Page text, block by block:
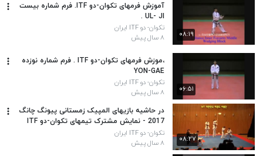
۰۸:۱۹
آموزش فرمهای تکوان-دو ITF. فرم شماره بیست
UL- JI .
تکوان- دو ITF ایران
۸ سال پیش
۰۶:۵۱
،موزش فرمهای تکوان-دو ITF . فرم شماره نوزده
YON-GAE
تکوان- دو ITF ایران
۸ سال پیش
۰۸:۲۷
در حاشیه بازیهای المپیک زمستانی پیونگ چانگ
2017 - نمایش مشترک تیمهای تکوان-دو ITF
وWTF
تکوان- دو ITF ایران
۸ سال پیش